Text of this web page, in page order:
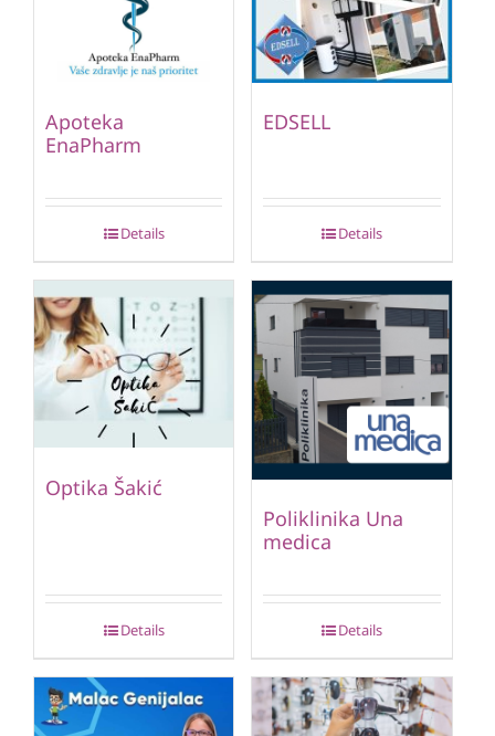
Apoteka
EnaPharm
Details
EDSELL
Details
Optika Šakić
Details
Poliklinika Una
medica
Details